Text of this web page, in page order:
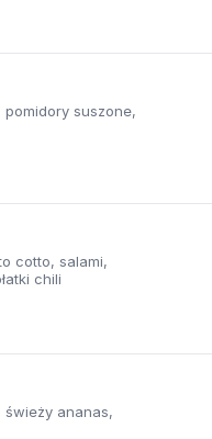
suszone,
cotto, salami,
chili
świeży ananas,